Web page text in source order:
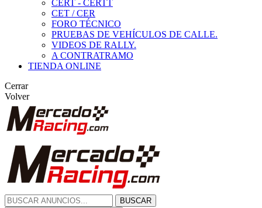
CERT - CERTT
CET / CER
FORO TÉCNICO
PRUEBAS DE VEHÍCULOS DE CALLE.
VIDEOS DE RALLY.
A CONTRATRAMO
TIENDA ONLINE
Cerrar
Volver
BUSCAR